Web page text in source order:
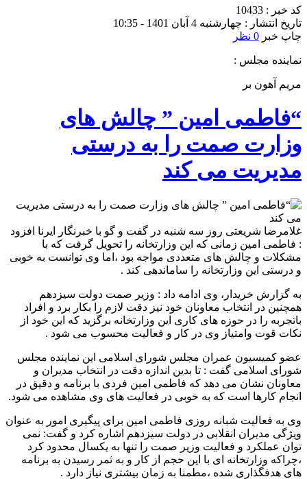
کد خبر : 10433
تاریخ انتشار : چهارشنبه 4 آبان 1401 - 10:35
چاپ خبر 0 نظر
نماینده مجلس :
مریم آهون بر
“فاطمی امین ” چالش های
وزارت صمت را به درستی
مدیریت می کند
غلامرضا شریعتی روز سه شنبه در گفت و گو با خبرنگار ایرنا افزود
: فاطمی امین زمانی که این وزارتخانه را تحویل گرفت که با
مشکلات و چالش های متعددی مواجه بود ،اما وی توانست به خوبی
و درستی این وزارتخانه را ساماندهی کند .
به گزارش خریدار، وی ادامه داد : وزیر صمت دولت سیزدهم
همچنین در انتخاب معاونان خود نیز دقت لازم را بکار برد و افراد
باتجربه را در حوزه های کاری این وزارتخانه برگزید که این خود از
نکات قوت وامتیاز وی در کار و فعالیت محسوب می شود .
عضو کمیسیون عمران مجلس شورای اسلامی این نماینده مجلس
شورای اسلامی گفت : تا بدین اندازه دقت در انتخاب مدیران و
معاونان نشان می دهد که فاطمی امین فردی با برنامه و دقیق در
انجام کارها است که به خوبی در فعالیت های وی مشاهده می شود.
وی به فعالیت شبانه روزی فاطمی امین برای پیگیری امور به عنوان
ویژگی مدیران انقلابی در دولت سیزدهم اشاره کرد و گفت: نمی
توان عملکرد و فعالیت وزیر صمت را تنها به یکسال محدود کرد
،چراکه وزارتخانه ای با این حجم از کار و به ثمر رسیدن به برنامه
های هدفگذاری شده ،مطمنا به زمان بیشتری نیاز دارد .